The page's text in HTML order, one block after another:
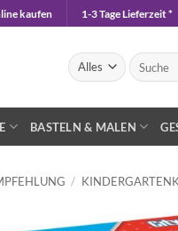
kaufen 1-3 Tage Lieferzeit *
Suchen
nach:
BASTELN & MALEN
/